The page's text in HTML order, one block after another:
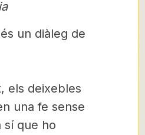
un diàleg de
els deixebles
una fe sense
sí que ho